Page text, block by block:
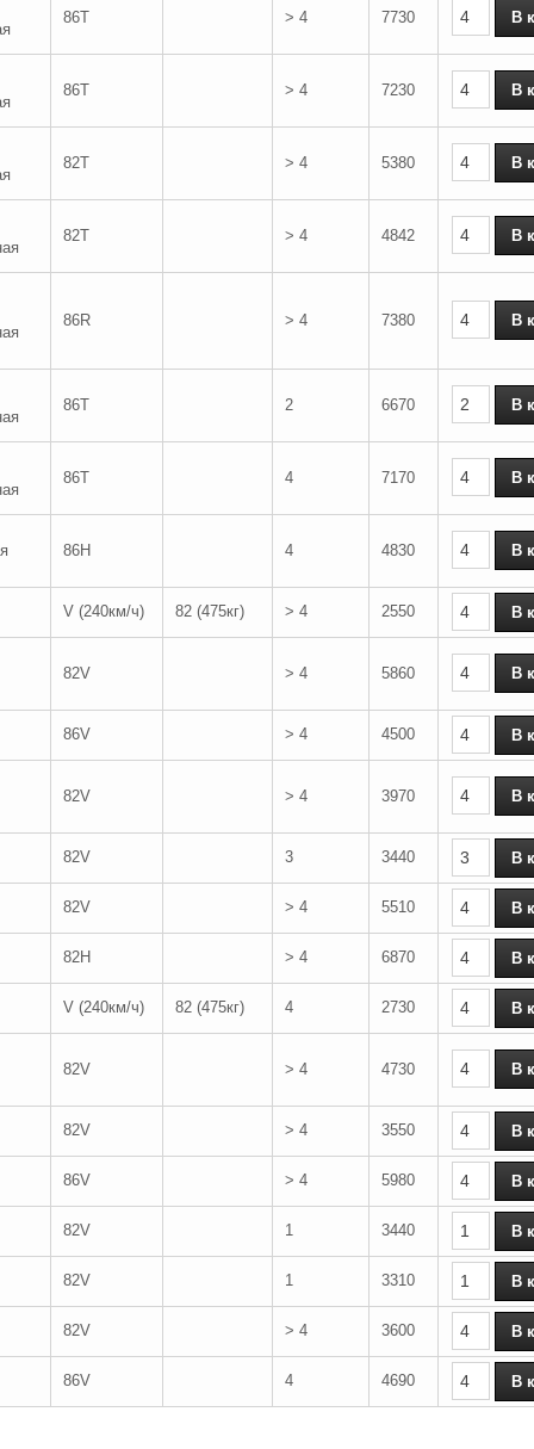
86T > 4 7730
86T > 4 7230
82T > 4 5380
82T > 4 4842
86R > 4 7380
86T 2 6670
86T 4 7170
86H 4 4830
V (240км/ч) 82 (475кг) > 4 2550
82V > 4 5860
86V > 4 4500
82V > 4 3970
82V 3 3440
82V > 4 5510
82H > 4 6870
V (240км/ч) 82 (475кг) 4 2730
82V > 4 4730
82V > 4 3550
86V > 4 5980
82V 1 3440
82V 1 3310
82V > 4 3600
86V 4 4690